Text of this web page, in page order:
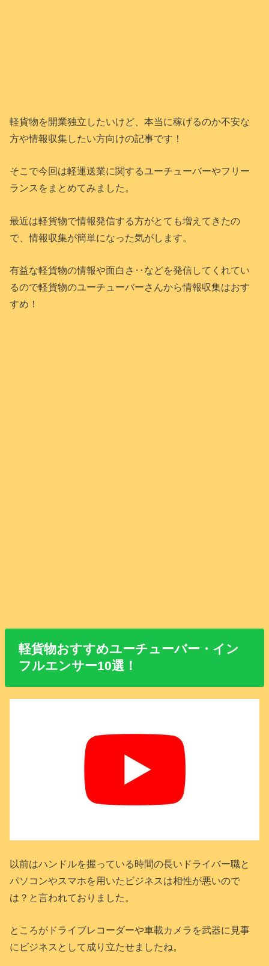
軽貨物を開業独立したいけど、本当に稼げるのか不安な
方や情報収集したい方向けの記事です！
そこで今回は軽運送業に関するユーチューバーやフリー
ランスをまとめてみました。
最近は軽貨物で情報発信する方がとても増えてきたの
で、情報収集が簡単になった気がします。
有益な軽貨物の情報や面白さ‥などを発信してくれてい
るので軽貨物のユーチューバーさんから情報収集はおす
すめ！
軽貨物おすすめユーチューバー・イン
フルエンサー10選！
以前はハンドルを握っている時間の長いドライバー職と
パソコンやスマホを用いたビジネスは相性が悪いので
は？と言われておりました。
ところがドライブレコーダーや車載カメラを武器に見事
にビジネスとして成り立たせましたね。